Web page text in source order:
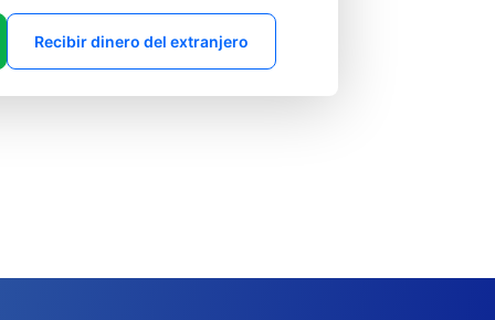
Recibir dinero del extranjero